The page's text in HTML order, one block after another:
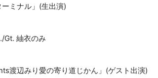
ミナル」(生出演)
Gt. 紬衣のみ
渡辺みり愛の寄り道じかん」(ゲスト出演)